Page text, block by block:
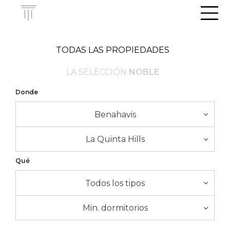
TODAS LAS PROPIEDADES
LA SELECCIÓN NOBLE
Donde
Benahavis
La Quinta Hills
Qué
Todos los tipos
Min. dormitorios